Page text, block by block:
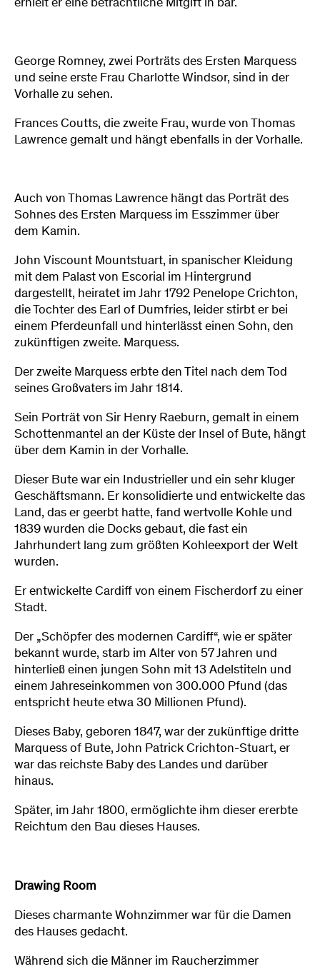
erhielt er eine beträchtliche Mitgift in bar.
George Romney, zwei Porträts des Ersten Marquess
und seine erste Frau Charlotte Windsor, sind in der
Vorhalle zu sehen.
Frances Coutts, die zweite Frau, wurde von Thomas
Lawrence gemalt und hängt ebenfalls in der Vorhalle.
Auch von Thomas Lawrence hängt das Porträt des
Sohnes des Ersten Marquess im Esszimmer über
dem Kamin.
John Viscount Mountstuart, in spanischer Kleidung
mit dem Palast von Escorial im Hintergrund
dargestellt, heiratet im Jahr 1792 Penelope Crichton,
die Tochter des Earl of Dumfries, leider stirbt er bei
einem Pferdeunfall und hinterlässt einen Sohn, den
zukünftigen zweite. Marquess.
Der zweite Marquess erbte den Titel nach dem Tod
seines Großvaters im Jahr 1814.
Sein Porträt von Sir Henry Raeburn, gemalt in einem
Schottenmantel an der Küste der Insel of Bute, hängt
über dem Kamin in der Vorhalle.
Dieser Bute war ein Industrieller und ein sehr kluger
Geschäftsmann. Er konsolidierte und entwickelte das
Land, das er geerbt hatte, fand wertvolle Kohle und
1839 wurden die Docks gebaut, die fast ein
Jahrhundert lang zum größten Kohleexport der Welt
wurden.
Er entwickelte Cardiff von einem Fischerdorf zu einer
Stadt.
Der „Schöpfer des modernen Cardiff“, wie er später
bekannt wurde, starb im Alter von 57 Jahren und
hinterließ einen jungen Sohn mit 13 Adelstiteln und
einem Jahreseinkommen von 300.000 Pfund (das
entspricht heute etwa 30 Millionen Pfund).
Dieses Baby, geboren 1847, war der zukünftige dritte
Marquess of Bute, John Patrick Crichton-Stuart, er
war das reichste Baby des Landes und darüber
hinaus.
Später, im Jahr 1800, ermöglichte ihm dieser ererbte
Reichtum den Bau dieses Hauses.
Drawing Room
Dieses charmante Wohnzimmer war für die Damen
des Hauses gedacht.
Während sich die Männer im Raucherzimmer